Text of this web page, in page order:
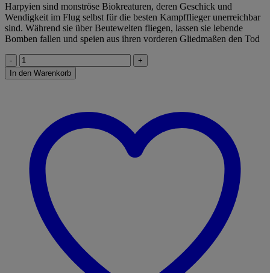
Harpyien sind monströse Biokreaturen, deren Geschick und
Wendigkeit im Flug selbst für die besten Kampfflieger unerreichbar
sind. Während sie über Beutewelten fliegen, lassen sie lebende
Bomben fallen und speien aus ihren vorderen Gliedmaßen den Tod
Harpyie
Menge
In den Warenkorb